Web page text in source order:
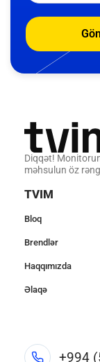
Diqqət!
məhsulun öz
TVIM
Bloq
Brendlər
Haqqımızda
Əlaqə
+994